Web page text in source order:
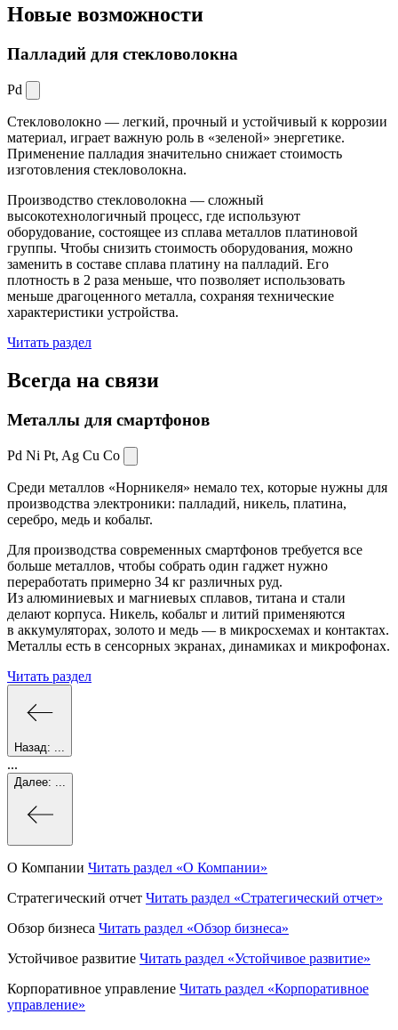
Новые возможности
Палладий для стекловолокна
Pd
Стекловолокно — легкий, прочный и устойчивый к коррозии
материал, играет важную роль в «зеленой» энергетике.
Применение палладия значительно снижает стоимость
изготовления стекловолокна.
Производство стекловолокна — сложный
высокотехнологичный процесс, где используют
оборудование, состоящее из сплава металлов платиновой
группы. Чтобы снизить стоимость оборудования, можно
заменить в составе сплава платину на палладий. Его
плотность в 2 раза меньше, что позволяет использовать
меньше драгоценного металла, сохраняя технические
характеристики устройства.
Читать раздел
Всегда на связи
Металлы для смартфонов
Pd Ni Pt, Ag Cu Co
Среди металлов «Норникеля» немало тех, которые нужны для
производства электроники: палладий, никель, платина,
серебро, медь и кобальт.
Для производства современных смартфонов требуется все
больше металлов, чтобы собрать один гаджет нужно
переработать примерно 34 кг различных руд.
Из алюминиевых и магниевых сплавов, титана и стали
делают корпуса. Никель, кобальт и литий применяются
в аккумуляторах, золото и медь — в микросхемах и контактах.
Металлы есть в сенсорных экранах, динамиках и микрофонах.
Читать раздел
Назад:
...
Далее:
О Компании Читать раздел «О Компании»
Стратегический отчет Читать раздел «Стратегический отчет»
Обзор бизнеса Читать раздел «Обзор бизнеса»
Устойчивое развитие Читать раздел «Устойчивое развитие»
Корпоративное управление Читать раздел «Корпоративное
управление»